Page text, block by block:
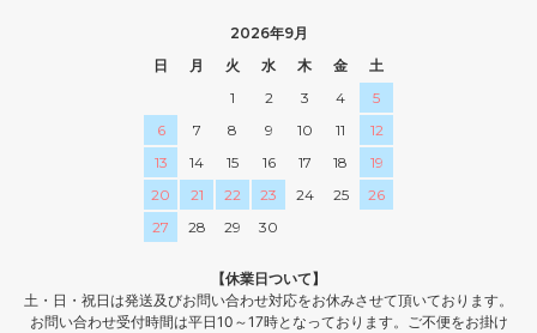
2026年9月
日
月 火 水 木 金
土
1
2 3 4
5
6
7 8 9 10 11
12
13
14 15 16 17 18
19
20
21 22 23 24 25
26
27
28 29 30
【休業日ついて】
土・日・祝日は発送及びお問い合わせ対応をお休みさせて頂いております。
お問い合わせ受付時間は平日10～17時となっております。ご不便をお掛け